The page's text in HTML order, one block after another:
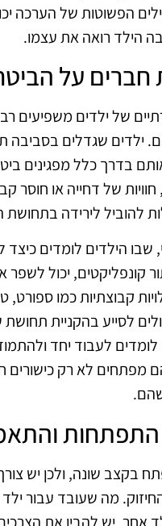
הפשוטות של הערכה
הילד רואה את עצמו.
על
של ילדים משפיעים
ילדים שגדלים בסביבה
בדרך כלל מפגינים
של דחייה או חוסר
להוביל לירידה
שבו הילדים לומדים
קונפליקטים, יכול לשפר
קבוצתיות כמו ספורט,
לסייע בהקניית תחושת
לעבוד יחד
מפתחים לא רק כישורים
התפתחות
בקצב שונה, ולכן יש
מה שעובד עבור
אחר. יש להבין את